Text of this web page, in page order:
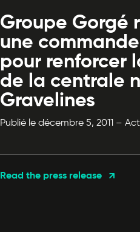
Groupe Gorgé
une
pour renforcer
de la centrale
Gravelines
Publié le décembre 5, 2011 –
Read the press release